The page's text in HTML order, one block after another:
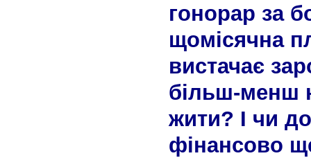
гонорар за
щомісячна
вистачає
більш-менш
жити? І чи
фінансово